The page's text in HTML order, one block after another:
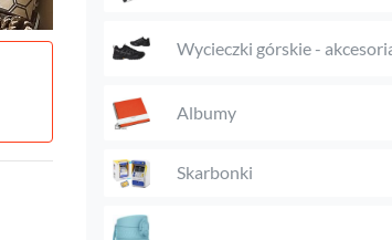
Wycieczki górskie -
Albumy
Skarbonki